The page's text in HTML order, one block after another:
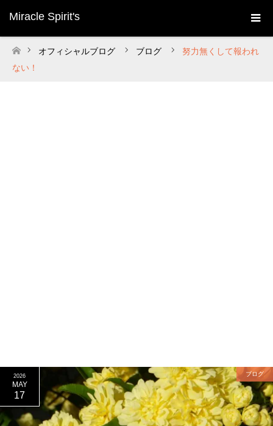
Miracle Spirit's
ホーム
オフィシャルブログ ブログ
努力無くして報われ
ない！
2026
MAY
17
ブログ